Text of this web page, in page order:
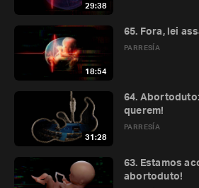
29:38
18:54
PARRESÍA
65. Fora, lei
31:28
PARRESÍA
64.
querem!
63. Estamos
abortoduto!